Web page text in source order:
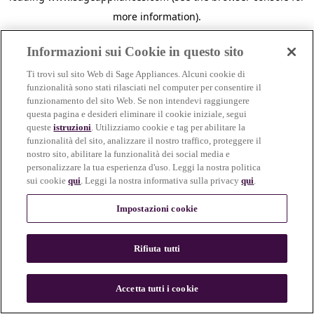
more information).
n
Informazioni sui Cookie in questo sito
Ti trovi sul sito Web di Sage Appliances. Alcuni cookie di
funzionalità sono stati rilasciati nel computer per consentire il
funzionamento del sito Web. Se non intendevi raggiungere
questa pagina e desideri eliminare il cookie iniziale, segui
questeistruzioni. Utilizziamo cookie e tag per abilitare la
funzionalità del sito, analizzare il nostro traffico, proteggere il
nostro sito, abilitare la funzionalità dei social media e
personalizzare la tua esperienza d'uso. Leggi la nostra politica
sui cookiequi. Leggi la nostra informativa sulla privacyqui.
Impostazioni cookie
Rifiuta tutti
Accetta tutti i cookie